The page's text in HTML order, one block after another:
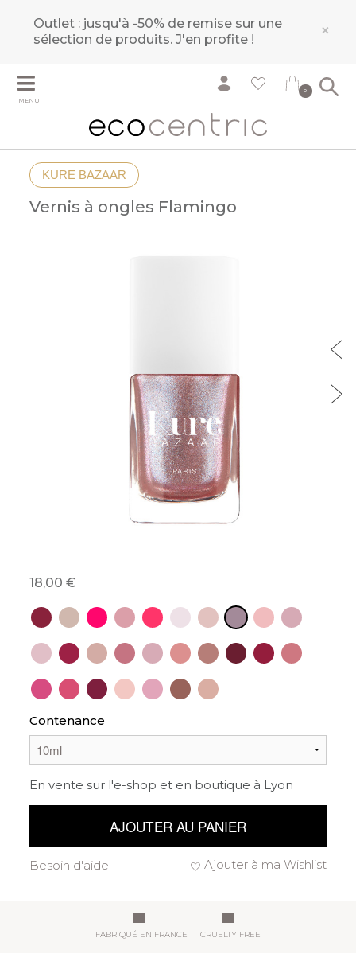
Outlet : jusqu'à -50% de remise sur une
sélection de produits.J'en profite ! ×
MENU
0
KURE BAZAAR
Vernis à ongles Flamingo
18,00
Contenance
En vente sur l'e-shop et en boutique à Lyon
AJOUTER AU PANIER
Ajouter à ma Wishlist
Besoin d'aide
FABRIQUÉ EN FRANCE CRUELTY FREE